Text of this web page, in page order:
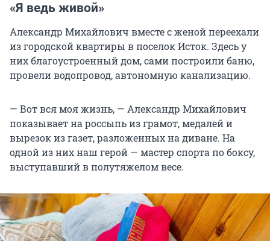
«Я ведь живой»
Александр Михайлович вместе с женой переехали
из городской квартиры в поселок Исток. Здесь у
них благоустроенный дом, сами построили баню,
провели водопровод, автономную канализацию.
— Вот вся моя жизнь, — Александр Михайлович
показывает на россыпь из грамот, медалей и
вырезок из газет, разложенных на диване. На
одной из них наш герой — мастер спорта по боксу,
выступавший в полутяжелом весе.